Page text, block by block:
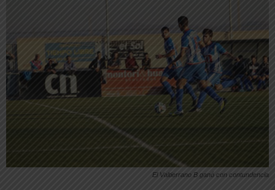
El Valtierrano B ganó con contundencia